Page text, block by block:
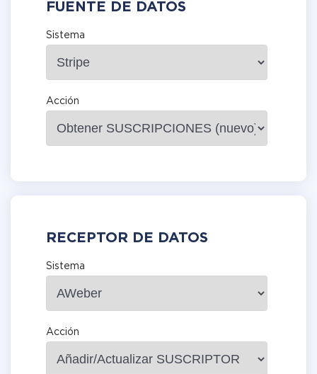
FUENTE DE DATOS
Sistema
Acción
RECEPTOR DE DATOS
Sistema
Acción